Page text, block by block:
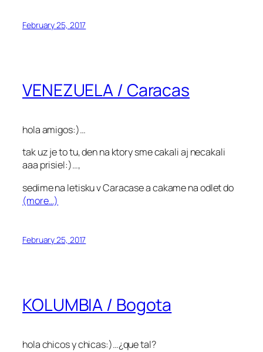
February 25, 2017
VENEZUELA / Caracas
hola amigos:)…
tak uz je to tu, den na ktory sme cakali aj necakali
aaa prisiel:)…,
sedime na letisku v Caracase a cakame na odlet do
(more…)
February 25, 2017
KOLUMBIA / Bogota
hola chicos y chicas:)…¿que tal?